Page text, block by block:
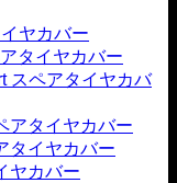
ヤカバー
タイヤカバー
スペアタイヤカバ
アタイヤカバー
タイヤカバー
ヤカバー